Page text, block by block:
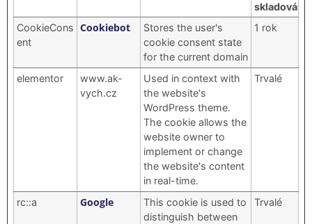
skladování
CookieCons
ent
Cookiebot
Stores the user's
cookie consent state
for the current domain
1 rok
elementor
www.ak-
vych.cz
Used in context with
the website's
WordPress theme.
The cookie allows the
website owner to
implement or change
the website's content
in real-time.
Trvalé
rc::a Google
This cookie is used to
distinguish between
Trvalé